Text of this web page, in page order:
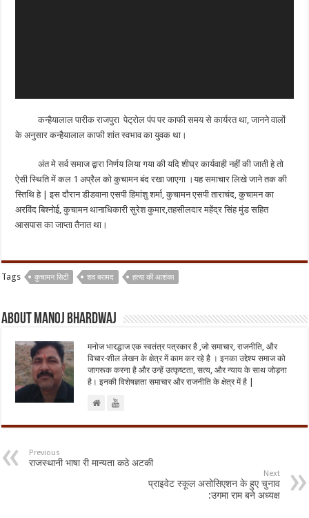
कन्हैयालाल पारीक राजपुरा पेट्रोल पंप पर काफी समय से कार्यरत था, जानने वालों
के अनुसार कन्हैयालाल काफी शांत स्वभाव का युवक था।
अंत मे सर्व समाज द्वारा निर्णय लिया गया की यदि शीघ्र कार्यवाही नहीं की जाती हे तो
ऐसी स्थिति में कल 1 अप्रैल को कुचामन बंद रखा जाएगा ।यह समाचार लिखे जाने तक की
स्तिथि हे |
इस दौरान डीडवाना एसपी हिमांशु शर्मा, कुचामन एसपी ताराचंद, कुचामन का
अरविंद बिश्नोई, कुचामन थानाधिकारी सुरेश कुमार,तहसीलदार महेंद्र सिंह मुंड सहित
आसपास का जाप्ता तैनात था।
Tags कुचामन सिटी शव बरामद हत्या की आशंका
About Manoj Bhardwaj
मनोज भारद्धाज एक स्वतंत्र पत्रकार है ,जो समाचार, राजनीति, और
विचार-शील लेखन के क्षेत्र में काम कर रहे है । इनका उद्देश्य समाज को
जागरूक करना है और उन्हें उत्कृष्टता, सत्य, और न्याय के साथ जोड़ना
है। इनकी विशेषज्ञता समाचार और राजनीति के क्षेत्र में है |
Previous
राजस्थानी भाषा री मान्यता कठे अटकी
Next
प्राइवेट स्कूल असोसिएशन के हुए चुनाव
:उगमा राम बने अध्यक्ष